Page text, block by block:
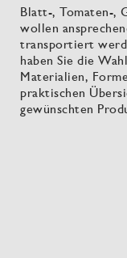
Blatt-, Tomaten-,
wollen
transportiert
haben Sie die
Materialien,
praktischen
gewünschten